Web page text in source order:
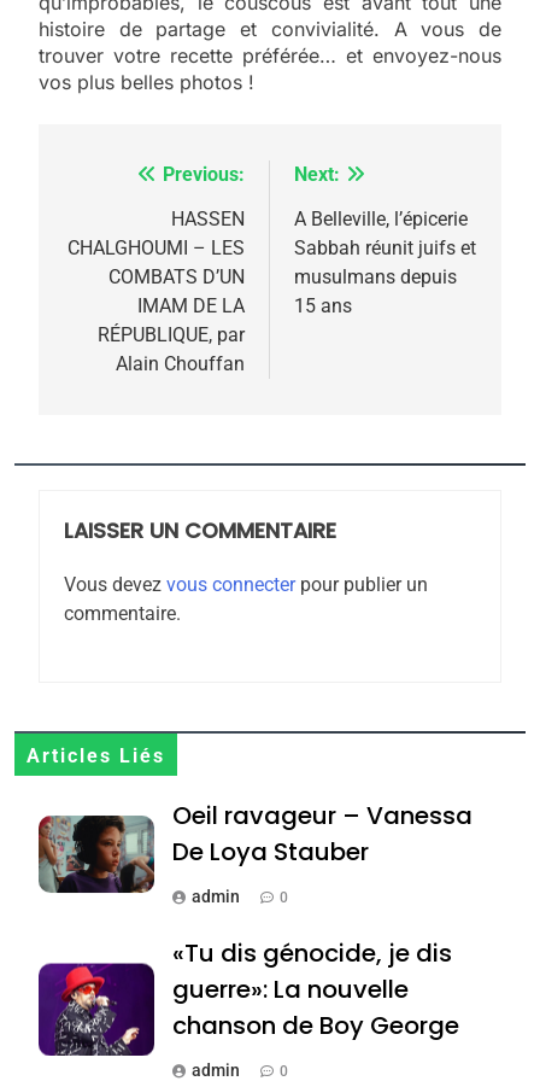
histoire de partage et convivialité. A vous de
trouver votre recette préférée… et envoyez-nous
vos plus belles photos !
Navigation
l’article
Previous:
HASSEN
CHALGHOUMI – LES
COMBATS D’UN
IMAM DE LA
RÉPUBLIQUE, par
Alain Chouffan
Next:
A Belleville, l’épicerie
Sabbah réunit juifs et
musulmans depuis
15 ans
LAISSER UN COMMENTAIRE
Vous devez vous connecterpour publier un
commentaire.
Articles Liés
Oeil ravageur – Vanessa
De Loya Stauber
admin 0
«Tu dis génocide, je dis
guerre»: La nouvelle
chanson de Boy George
admin 0
2025, l’année la plus
rapport d’ADL contre
FRANCE ISRAÉL
6
Zrihen-Dvir
7
Jacques Hadida
JUDAISME
Maroc : Les amandes de
Tafraout, le miel de Tadla
Azilal consacrés produits
du terroir